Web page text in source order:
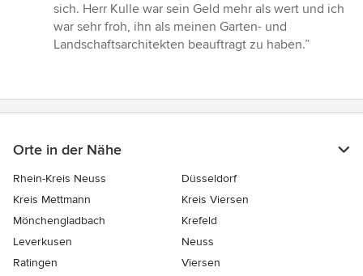
sich. Herr Kulle war sein Geld mehr als wert und ich
war sehr froh, ihn als meinen Garten- und
Landschaftsarchitekten beauftragt zu haben.”
Orte in der Nähe
Rhein-Kreis Neuss
Düsseldorf
Kreis Mettmann
Kreis Viersen
Mönchengladbach
Krefeld
Leverkusen
Neuss
Ratingen
Viersen